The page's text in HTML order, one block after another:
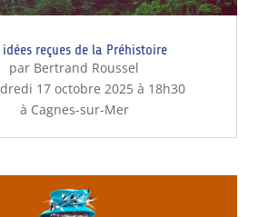
idées reçues de la Préhistoire
par Bertrand Roussel
17 octobre 2025 à 18h30
à Cagnes-sur-Mer